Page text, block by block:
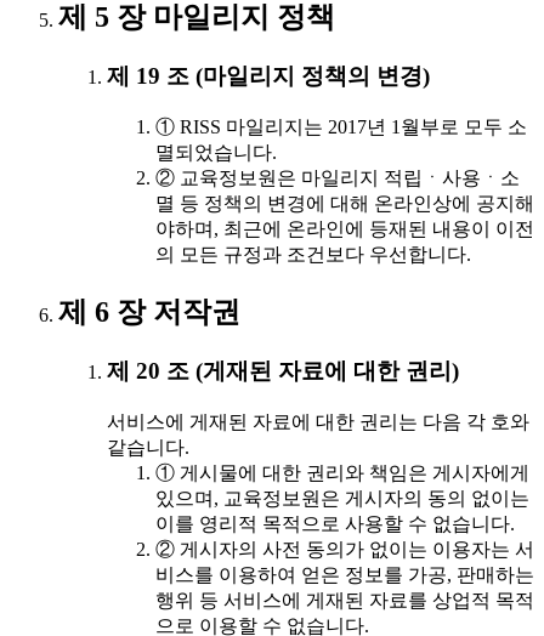
제 5 장 마일리지 정책
제 19 조 (마일리지 정책의 변경)
① RISS 마일리지는 2017년 1월부로 모두 소
멸되었습니다.
② 교육정보원은 마일리지 적립ㆍ사용ㆍ소
멸 등 정책의 변경에 대해 온라인상에 공지해
야하며, 최근에 온라인에 등재된 내용이 이전
의 모든 규정과 조건보다 우선합니다.
제 6 장 저작권
제 20 조 (게재된 자료에 대한 권리)
서비스에 게재된 자료에 대한 권리는 다음 각 호와
같습니다.
① 게시물에 대한 권리와 책임은 게시자에게
있으며, 교육정보원은 게시자의 동의 없이는
이를 영리적 목적으로 사용할 수 없습니다.
② 게시자의 사전 동의가 없이는 이용자는 서
비스를 이용하여 얻은 정보를 가공, 판매하는
행위 등 서비스에 게재된 자료를 상업적 목적
으로 이용할 수 없습니다.